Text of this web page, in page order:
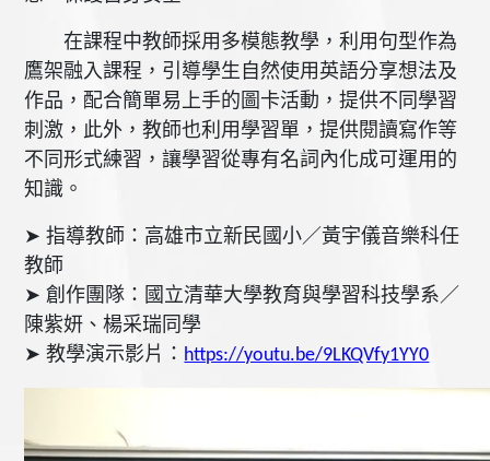
在課程中教師採用多模態教學，利用句型作為
鷹架融入課程，引導學生自然使用英語分享想法及
作品，配合簡單易上手的圖卡活動，提供不同學習
刺激，此外，教師也利用學習單，提供閱讀寫作等
不同形式練習，讓學習從專有名詞內化成可運用的
知識。
➤ 指導教師：高雄市立新民國小／黃宇儀音樂科任
教師
➤ 創作團隊：國立清華大學教育與學習科技學系／
陳紫妍、楊采瑞同學
➤ 教學演示影片： https://youtu.be/9LKQVfy1YY0